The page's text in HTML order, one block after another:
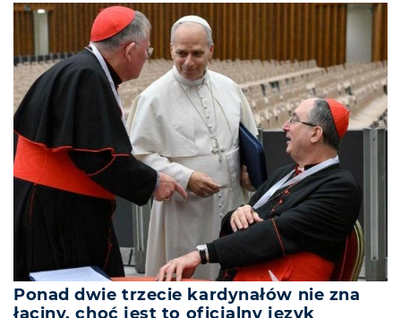
Ponad dwie trzecie kardynałów nie zna
łaciny, choć jest to oficjalny język